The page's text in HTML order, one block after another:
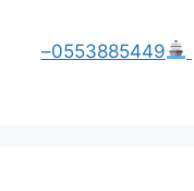
0553885449–